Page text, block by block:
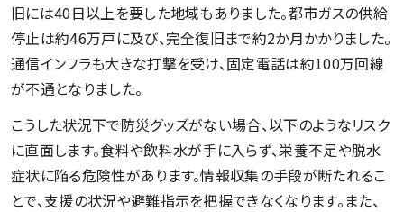
旧には40日以上を要した地域もありました。都市ガスの供給
停止は約46万戸に及び、完全復旧まで約2か月かかりました。
通信インフラも大きな打撃を受け、固定電話は約100万回線
が不通となりました。
こうした状況下で防災グッズがない場合、以下のようなリスク
に直面します。食料や飲料水が手に入らず、栄養不足や脱水
症状に陥る危険性があります。情報収集の手段が断たれるこ
とで、支援の状況や避難指示を把握できなくなります。また、